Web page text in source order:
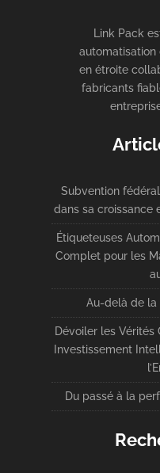
Link Pack
en étroite
fabricants
Subvention
dans sa croissance
Étiqueteuses
Complet pour les
Au-delà de la
Dévoiler les Vérités
Investissement
Du passé à la